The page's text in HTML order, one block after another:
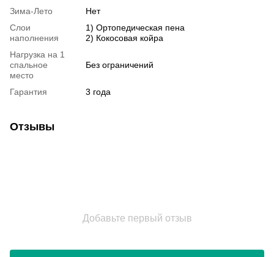
Зима-Лето
Нет
Слои
наполнения
1) Ортопедическая пена
2) Кокосовая койра
Нагрузка на 1
спальное
место
Без ограничений
Гарантия 3 года
Отзывы
Добавьте первый отзыв